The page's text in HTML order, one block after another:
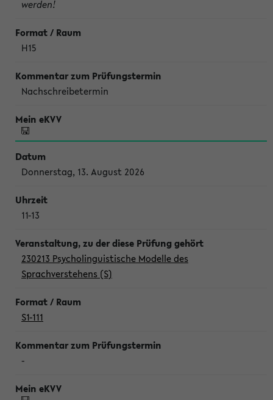
werden!
H15
Nachschreibetermin
Donnerstag, 13. August 2026
11-13
230213 Psycholinguistische Modelle des
Sprachverstehens (S)
S1-111
-